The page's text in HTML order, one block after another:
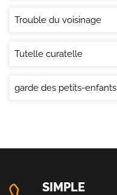
Trouble du voisinage
Tutelle curatelle
garde des petits-enfants
SIMPLE